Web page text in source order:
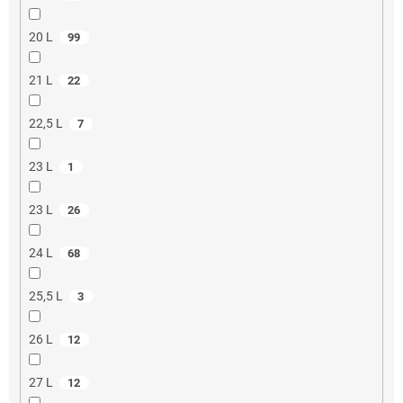
20 L 99
21 L 22
22,5 L 7
23 L 1
23 L 26
24 L 68
25,5 L 3
26 L 12
27 L 12